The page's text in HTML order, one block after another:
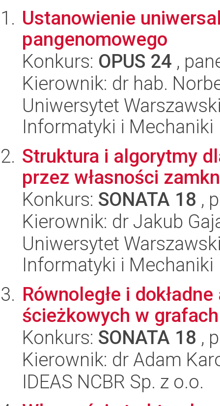
Ustanowienie
pangenomowego
Konkurs: OPUS 24 ,
Kierownik: dr hab.
Uniwersytet
Informatyki i Mechaniki
Struktura i algorytmy
przez własności
Konkurs: SONATA 18 ,
Kierownik: dr Jakub
Uniwersytet
Informatyki i Mechaniki
Równoległe i
ścieżkowych w
Konkurs: SONATA 18 ,
Kierownik: dr Adam
IDEAS NCBR Sp. z o.o.